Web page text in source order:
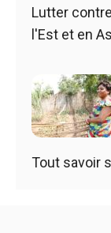
Lutter
l'Est et en
Tout savoir